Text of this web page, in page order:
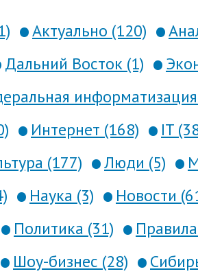
Актуально (120)
Дальний Восток (1)
Интернет (168) IT
(177) Люди (5)
Наука (3) Новости
Политика (31)
Шоу-бизнес (28)